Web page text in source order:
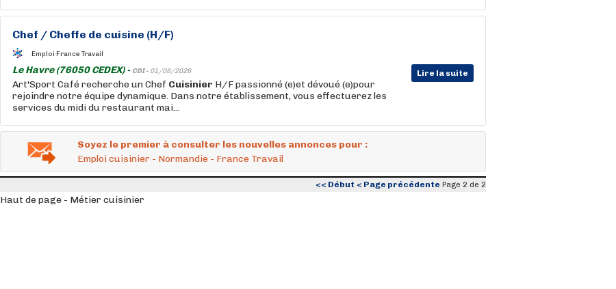
Chef / Cheffe de cuisine (H/F)
Emploi France Travail
Le Havre (76050 CEDEX) - CDI - 01/08/2026 Lire la suite
Art'Sport Café recherche un Chef Cuisinier H/F passionné (e)et dévoué (e)pour
rejoindre notre équipe dynamique. Dans notre établissement, vous effectuerez les
services du midi du restaurant mai...
Soyez le premier à consulter les nouvelles annonces pour :
Emploi cuisinier - Normandie - France Travail
<< Début < Page précédente Page 2 de 2
Haut de page - Métier cuisinier